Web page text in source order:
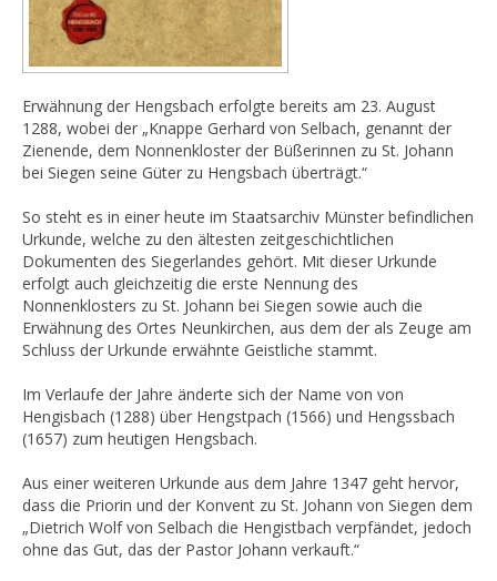
Erwähnung der Hengsbach erfolgte bereits am 23. August
1288, wobei der „Knappe Gerhard von Selbach, genannt der
Zienende, dem Nonnenkloster der Büßerinnen zu St. Johann
bei Siegen seine Güter zu Hengsbach überträgt.“
So steht es in einer heute im Staatsarchiv Münster befindlichen
Urkunde, welche zu den ältesten zeitgeschichtlichen
Dokumenten des Siegerlandes gehört. Mit dieser Urkunde
erfolgt auch gleichzeitig die erste Nennung des
Nonnenklosters zu St. Johann bei Siegen sowie auch die
Erwähnung des Ortes Neunkirchen, aus dem der als Zeuge am
Schluss der Urkunde erwähnte Geistliche stammt.
Im Verlaufe der Jahre änderte sich der Name von von
Hengisbach (1288) über Hengstpach (1566) und Hengssbach
(1657) zum heutigen Hengsbach.
Aus einer weiteren Urkunde aus dem Jahre 1347 geht hervor,
dass die Priorin und der Konvent zu St. Johann von Siegen dem
„Dietrich Wolf von Selbach die Hengistbach verpfändet, jedoch
ohne das Gut, das der Pastor Johann verkauft.“